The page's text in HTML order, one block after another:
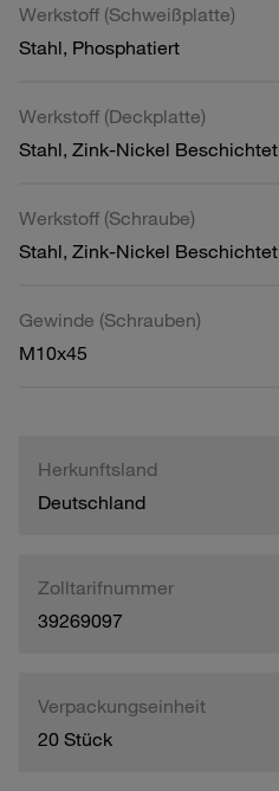
Werkstoff (Schweißplatte)
Stahl, Phosphatiert
Werkstoff (Deckplatte)
Stahl, Zink-Nickel Beschichtet
Werkstoff (Schraube)
Stahl, Zink-Nickel Beschichtet
Gewinde (Schrauben)
M10x45
Herkunftsland
Deutschland
Zolltarifnummer
39269097
Verpackungseinheit
20 Stück